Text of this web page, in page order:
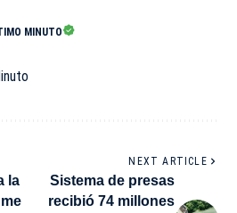
MINUTO
la
NEXT ARTICLE
Sistema de presas
recibió 74 millones